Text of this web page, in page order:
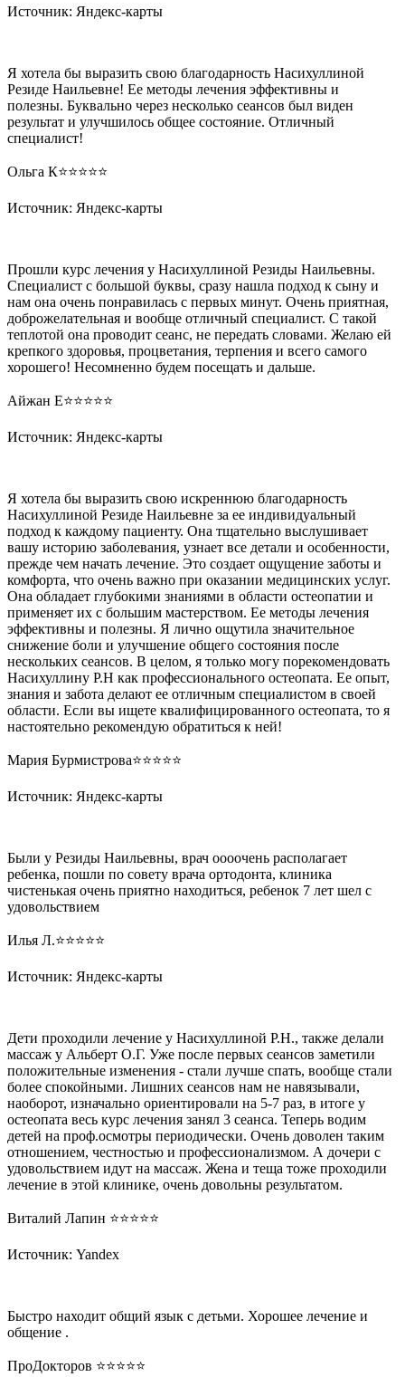
Источник: Яндекс-карты
Я хотела бы выразить свою благодарность Насихуллиной
Резиде Наильевне! Ее методы лечения эффективны и
полезны. Буквально через несколько сеансов был виден
результат и улучшилось общее состояние. Отличный
специалист!
Ольга К⭐️⭐️⭐️⭐️⭐️
Источник: Яндекс-карты
Прошли курс лечения у Насихуллиной Резиды Наильевны.
Специалист с большой буквы, сразу нашла подход к сыну и
нам она очень понравилась с первых минут. Очень приятная,
доброжелательная и вообще отличный специалист. С такой
теплотой она проводит сеанс, не передать словами. Желаю ей
крепкого здоровья, процветания, терпения и всего самого
хорошего! Несомненно будем посещать и дальше.
Айжан Е⭐️⭐️⭐️⭐️⭐️
Источник: Яндекс-карты
Я хотела бы выразить свою искреннюю благодарность
Насихуллиной Резиде Наильевне за ее индивидуальный
подход к каждому пациенту. Она тщательно выслушивает
вашу историю заболевания, узнает все детали и особенности,
прежде чем начать лечение. Это создает ощущение заботы и
комфорта, что очень важно при оказании медицинских услуг.
Она обладает глубокими знаниями в области остеопатии и
применяет их с большим мастерством. Ее методы лечения
эффективны и полезны. Я лично ощутила значительное
снижение боли и улучшение общего состояния после
нескольких сеансов. В целом, я только могу порекомендовать
Насихуллину Р.Н как профессионального остеопата. Ее опыт,
знания и забота делают ее отличным специалистом в своей
области. Если вы ищете квалифицированного остеопата, то я
настоятельно рекомендую обратиться к ней!
Мария Бурмистрова⭐️⭐️⭐️⭐️⭐️
Источник: Яндекс-карты
Были у Резиды Наильевны, врач оооочень располагает
ребенка, пошли по совету врача ортодонта, клиника
чистенькая очень приятно находиться, ребенок 7 лет шел с
удовольствием
Илья Л.⭐️⭐️⭐️⭐️⭐️
Источник: Яндекс-карты
Дети проходили лечение у Насихуллиной Р.Н., также делали
массаж у Альберт О.Г. Уже после первых сеансов заметили
положительные изменения - стали лучше спать, вообще стали
более спокойными. Лишних сеансов нам не навязывали,
наоборот, изначально ориентировали на 5-7 раз, в итоге у
остеопата весь курс лечения занял 3 сеанса. Теперь водим
детей на проф.осмотры периодически. Очень доволен таким
отношением, честностью и профессионализмом. А дочери с
удовольствием идут на массаж. Жена и теща тоже проходили
лечение в этой клинике, очень довольны результатом.
Виталий Лапин ⭐️⭐️⭐️⭐️⭐️
Источник: Yandex
Быстро находит общий язык с детьми. Хорошее лечение и
общение .
ПроДокторов ⭐️⭐️⭐️⭐️⭐️